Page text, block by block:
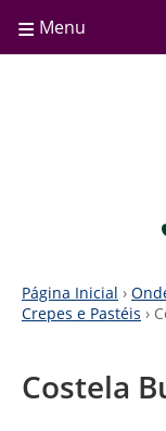
≡ Menu
Página Inicial ›
Crepes e Pastéis ›
Costela